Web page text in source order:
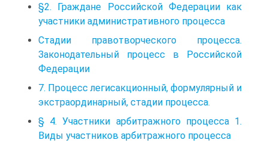
§2. Граждане Российской Федерации как
участники административного процесса
Стадии правотворческого процесса.
Законодательный процесс в Российской
Федерации
7. Процесс легисакционный, формулярный и
экстраординарный, стадии процесса.
§ 4. Участники арбитражного процесса 1.
Виды участников арбитражного процесса